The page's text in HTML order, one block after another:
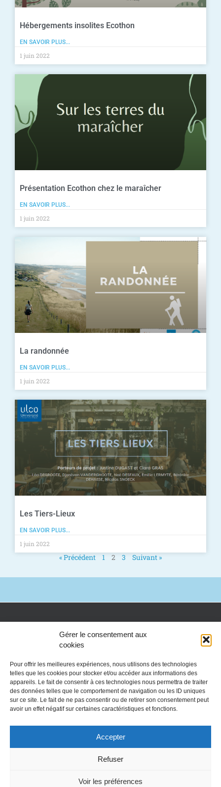
Gérer le consentement aux
cookies
Pour offrir les meilleures expériences, nous utilisons des technologies
telles que les cookies pour stocker et/ou accéder aux informations des
appareils. Le fait de consentir à ces technologies nous permettra de traiter
des données telles que le comportement de navigation ou les ID uniques
sur ce site. Le fait de ne pas consentir ou de retirer son consentement peut
avoir un effet négatif sur certaines caractéristiques et fonctions.
Accepter
Refuser
Voir les préférences
Hébergements insolites Ecothon
EN SAVOIR PLUS...
1 juin 2022
Présentation Ecothon chez le maraîcher
EN SAVOIR PLUS...
1 juin 2022
La randonnée
EN SAVOIR PLUS...
1 juin 2022
Les Tiers-Lieux
EN SAVOIR PLUS...
1 juin 2022
« Précédent 1 2 3 Suivant »